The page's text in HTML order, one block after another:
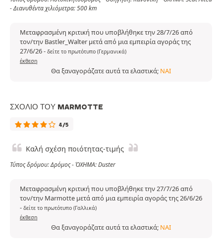
- Διανυθέντα χιλιόμετρα: 500 km
Μεταφρασμένη κριτική που υποβλήθηκε την 28/7/26 από
τον/την Bastler_Walter μετά από μια εμπειρία αγοράς της
27/6/26- δείτε το πρωτότυπο (Γερμανικά)
έκθεση
Θα ξαναγοράζατε αυτά τα ελαστικά; ΝΑΙ
ΣΧΌΛΙΟ ΤΟΥ MARMOTTE
4/5
Καλή σχέση ποιότητας-τιμής
Τύπος δρόμου: Δρόμος - ΌΧΗΜΑ: Duster
Μεταφρασμένη κριτική που υποβλήθηκε την 27/7/26 από
τον/την Marmotte μετά από μια εμπειρία αγοράς της 26/6/26
- δείτε το πρωτότυπο (Γαλλικά)
έκθεση
Θα ξαναγοράζατε αυτά τα ελαστικά; ΝΑΙ